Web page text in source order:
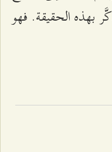
بهذه الحقيقة. فهو